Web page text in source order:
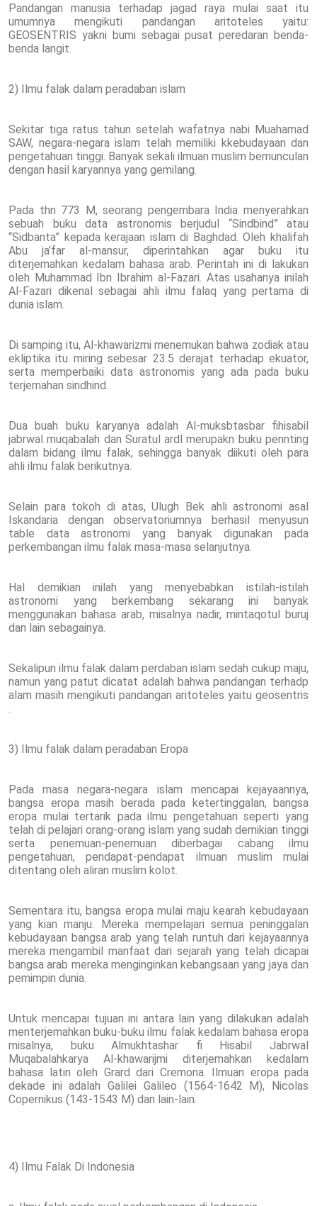
Pandangan manusia terhadap jagad raya mulai saat itu
umumnya mengikuti pandangan aritoteles yaitu:
GEOSENTRIS yakni bumi sebagai pusat peredaran benda-
benda langit.
2) Ilmu falak dalam peradaban islam
Sekitar tiga ratus tahun setelah wafatnya nabi Muahamad
SAW, negara-negara islam telah memiliki kkebudayaan dan
pengetahuan tinggi. Banyak sekali ilmuan muslim bemunculan
dengan hasil karyannya yang gemilang.
Pada thn 773 M, seorang pengembara India menyerahkan
sebuah buku data astronomis berjudul “Sindbind” atau
“Sidbanta” kepada kerajaan islam di Baghdad. Oleh khalifah
Abu ja’far al-mansur, diperintahkan agar buku itu
diterjemahkan kedalam bahasa arab. Perintah ini di lakukan
oleh Muhammad Ibn Ibrahim al-Fazari. Atas usahanya inilah
Al-Fazari dikenal sebagai ahli ilmu falaq yang pertama di
dunia islam.
Di samping itu, Al-khawarizmi menemukan bahwa zodiak atau
ekliptika itu miring sebesar 23.5 derajat terhadap ekuator,
serta memperbaiki data astronomis yang ada pada buku
terjemahan sindhind.
Dua buah buku karyanya adalah Al-muksbtasbar fihisabil
jabrwal muqabalah dan Suratul ardl merupakn buku pennting
dalam bidang ilmu falak, sehingga banyak diikuti oleh para
ahli ilmu falak berikutnya.
Selain para tokoh di atas, Ulugh Bek ahli astronomi asal
Iskandaria dengan observatoriumnya berhasil menyusun
table data astronomi yang banyak digunakan pada
perkembangan ilmu falak masa-masa selanjutnya.
Hal demikian inilah yang menyebabkan istilah-istilah
astronomi yang berkembang sekarang ini banyak
menggunakan bahasa arab, misalnya nadir, mintaqotul buruj
dan lain sebagainya.
Sekalipun ilmu falak dalam perdaban islam sedah cukup maju,
namun yang patut dicatat adalah bahwa pandangan terhadp
alam masih mengikuti pandangan aritoteles yaitu geosentris
3) Ilmu falak dalam peradaban Eropa
Pada masa negara-negara islam mencapai kejayaannya,
bangsa eropa masih berada pada ketertinggalan, bangsa
eropa mulai tertarik pada ilmu pengetahuan seperti yang
telah di pelajari orang-orang islam yang sudah demikian tinggi
serta penemuan-penemuan diberbagai cabang ilmu
pengetahuan, pendapat-pendapat ilmuan muslim mulai
ditentang oleh aliran muslim kolot.
Sementara itu, bangsa eropa mulai maju kearah kebudayaan
yang kian manju. Mereka mempelajari semua peninggalan
kebudayaan bangsa arab yang telah runtuh dari kejayaannya
mereka mengambil manfaat dari sejarah yang telah dicapai
bangsa arab mereka menginginkan kebangsaan yang jaya dan
pemimpin dunia.
Untuk mencapai tujuan ini antara lain yang dilakukan adalah
menterjemahkan buku-buku ilmu falak kedalam bahasa eropa
misalnya, buku Almukhtashar fi Hisabil Jabrwal
Muqabalahkarya Al-khawarijmi diterjemahkan kedalam
bahasa latin oleh Grard dari Cremona. Ilmuan eropa pada
dekade ini adalah Galilei Galileo (1564-1642 M), Nicolas
Copernikus (143-1543 M) dan lain-lain.
4) Ilmu Falak Di Indonesia